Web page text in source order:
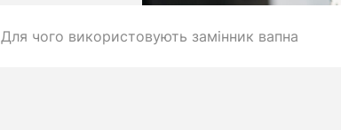
Для чого використовують замінник вапна